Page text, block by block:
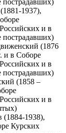
1937),
и в
пострадавших)
(1876
и в Соборе
и в
пострадавших)
(1858 –
и в
1938),
Курских